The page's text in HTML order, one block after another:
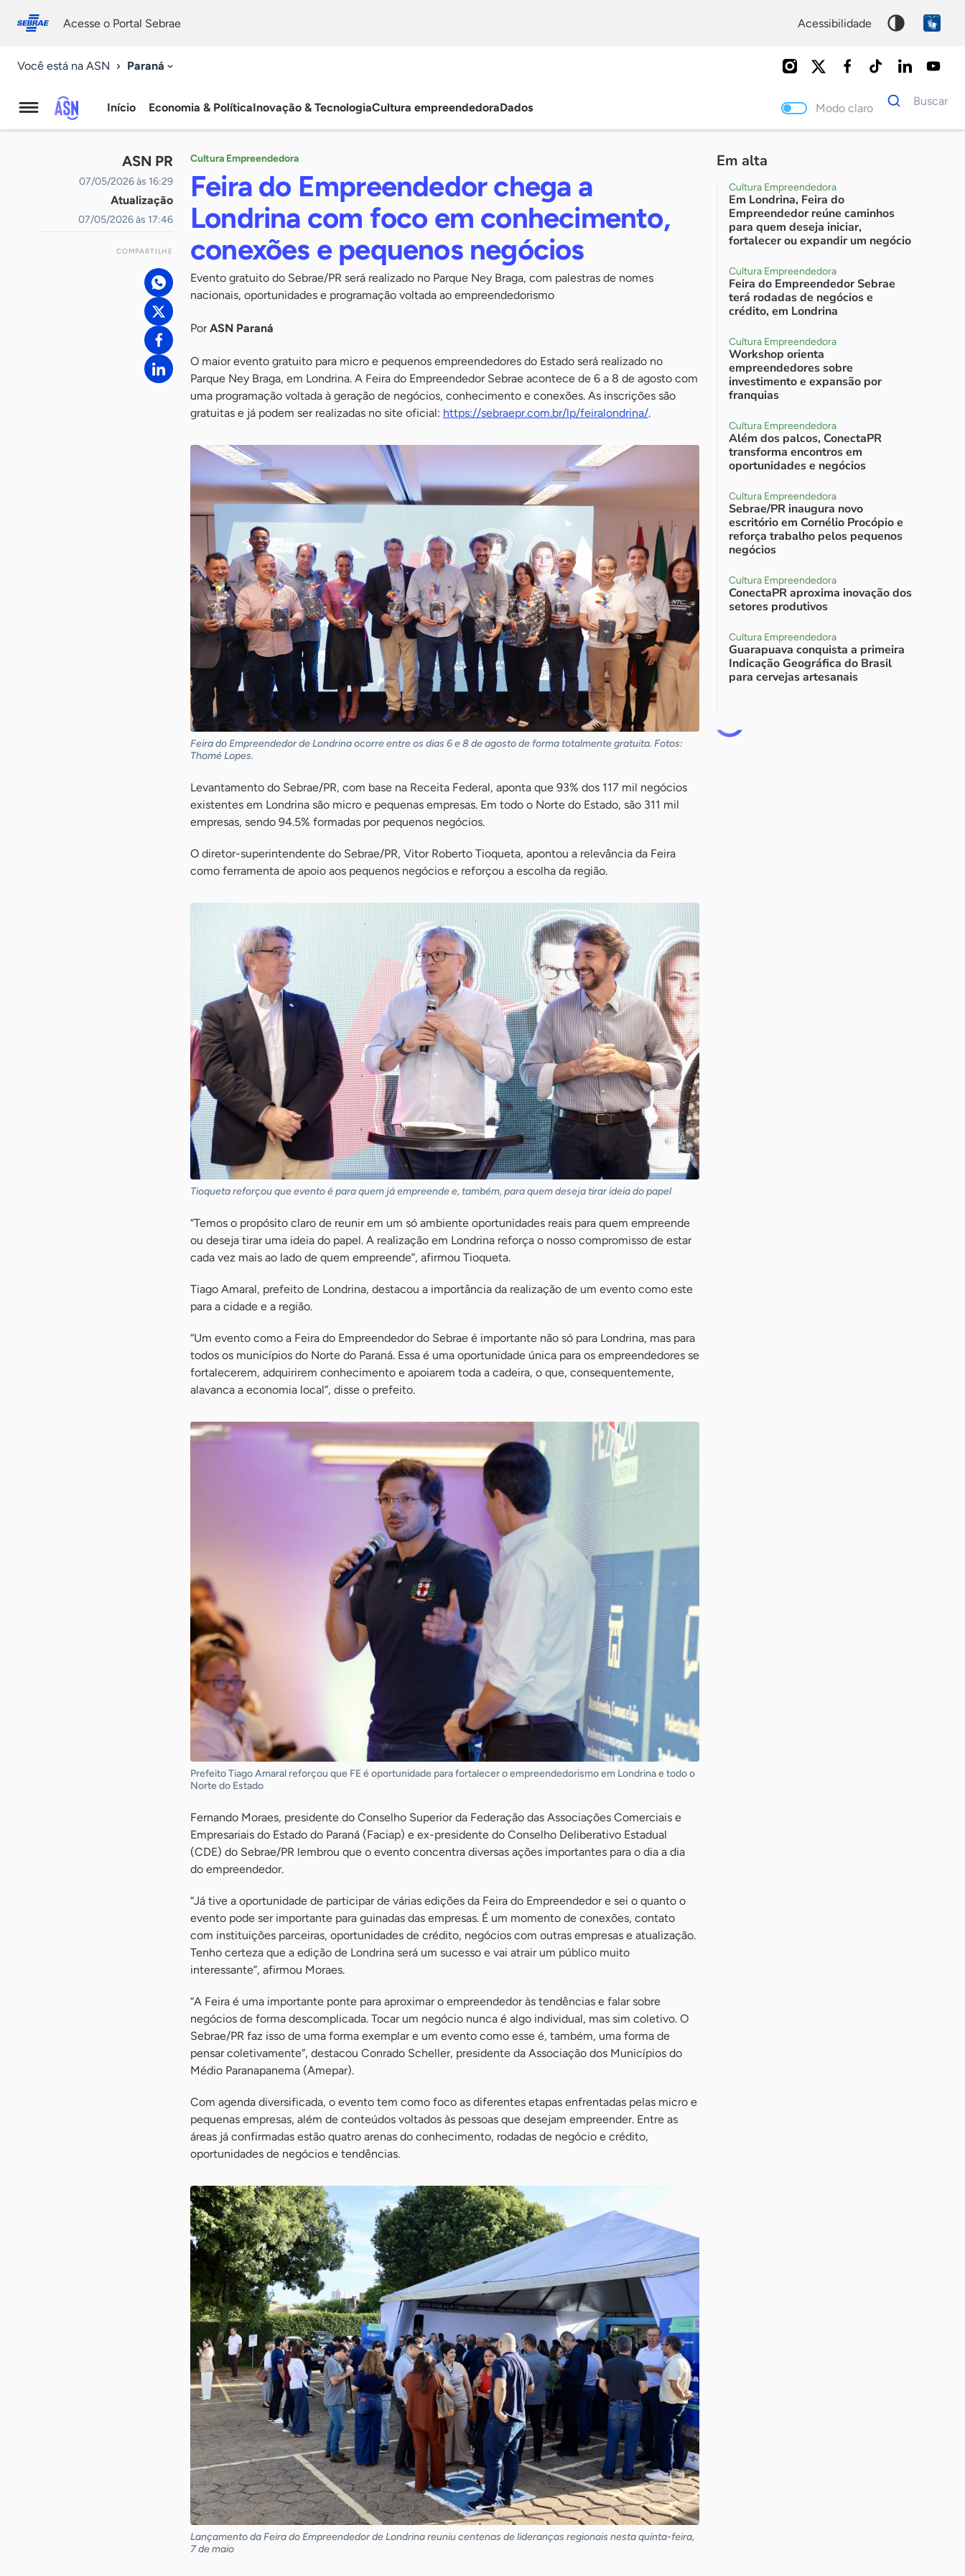
conosco
Acesse o Portal Sebrae acessibilidade
Você está na ASN Paraná
Agência
Sebrae
de
Notícias
Início Economia & PolíticaInovação & TecnologiaCultura empreendedoraDados Modo claro
Dados
para
Buscar
ASN PR
07/05/2026 às 16:29
Atualização
07/05/2026 às 17:46
COMPARTILHE
Cultura Empreendedora
Feira do Empreendedor chega a
Londrina com foco em conhecimento,
conexões e pequenos negócios
Evento gratuito do Sebrae/PR será realizado no Parque Ney Braga, com palestras de nomes
nacionais, oportunidades e programação voltada ao empreendedorismo
PorASN Paraná
O maior evento gratuito para micro e pequenos empreendedores do Estado será realizado no
Parque Ney Braga, em Londrina. A Feira do Empreendedor Sebrae acontece de 6 a 8 de agosto com
uma programação voltada à geração de negócios, conhecimento e conexões. As inscrições são
gratuitas e já podem ser realizadas no site oficial: https://sebraepr.com.br/lp/feiralondrina/.
Feira do Empreendedor de Londrina ocorre entre os dias 6 e 8 de agosto de forma totalmente gratuita. Fotos:
Thomé Lopes.
Levantamento do Sebrae/PR, com base na Receita Federal, aponta que 93% dos 117 mil negócios
existentes em Londrina são micro e pequenas empresas. Em todo o Norte do Estado, são 311 mil
empresas, sendo 94.5% formadas por pequenos negócios.
O diretor-superintendente do Sebrae/PR, Vitor Roberto Tioqueta, apontou a relevância da Feira
como ferramenta de apoio aos pequenos negócios e reforçou a escolha da região.
Tioqueta reforçou que evento é para quem já empreende e, também, para quem deseja tirar ideia do papel
“Temos o propósito claro de reunir em um só ambiente oportunidades reais para quem empreende
ou deseja tirar uma ideia do papel. A realização em Londrina reforça o nosso compromisso de estar
cada vez mais ao lado de quem empreende”, afirmou Tioqueta.
Tiago Amaral, prefeito de Londrina, destacou a importância da realização de um evento como este
para a cidade e a região.
“Um evento como a Feira do Empreendedor do Sebrae é importante não só para Londrina, mas para
todos os municípios do Norte do Paraná. Essa é uma oportunidade única para os empreendedores se
fortalecerem, adquirirem conhecimento e apoiarem toda a cadeira, o que, consequentemente,
alavanca a economia local”, disse o prefeito.
Prefeito Tiago Amaral reforçou que FE é oportunidade para fortalecer o empreendedorismo em Londrina e todo o
Norte do Estado
Fernando Moraes, presidente do Conselho Superior da Federação das Associações Comerciais e
Empresariais do Estado do Paraná (Faciap) e ex-presidente do Conselho Deliberativo Estadual
(CDE) do Sebrae/PR lembrou que o evento concentra diversas ações importantes para o dia a dia
do empreendedor.
“Já tive a oportunidade de participar de várias edições da Feira do Empreendedor e sei o quanto o
evento pode ser importante para guinadas das empresas. É um momento de conexões, contato
com instituições parceiras, oportunidades de crédito, negócios com outras empresas e atualização.
Tenho certeza que a edição de Londrina será um sucesso e vai atrair um público muito
interessante”, afirmou Moraes.
“A Feira é uma importante ponte para aproximar o empreendedor às tendências e falar sobre
negócios de forma descomplicada. Tocar um negócio nunca é algo individual, mas sim coletivo. O
Sebrae/PR faz isso de uma forma exemplar e um evento como esse é, também, uma forma de
pensar coletivamente”, destacou Conrado Scheller, presidente da Associação dos Municípios do
Médio Paranapanema (Amepar).
Com agenda diversificada, o evento tem como foco as diferentes etapas enfrentadas pelas micro e
pequenas empresas, além de conteúdos voltados às pessoas que desejam empreender. Entre as
áreas já confirmadas estão quatro arenas do conhecimento, rodadas de negócio e crédito,
oportunidades de negócios e tendências.
Lançamento da Feira do Empreendedor de Londrina reuniu centenas de lideranças regionais nesta quinta-feira,
7 de maio
Em alta
Cultura Empreendedora
Em Londrina, Feira do
Empreendedor reúne caminhos
para quem deseja iniciar,
fortalecer ou expandir um negócio
Cultura Empreendedora
Feira do Empreendedor Sebrae
terá rodadas de negócios e
crédito, em Londrina
Cultura Empreendedora
Workshop orienta
empreendedores sobre
investimento e expansão por
franquias
Cultura Empreendedora
Além dos palcos, ConectaPR
transforma encontros em
oportunidades e negócios
Cultura Empreendedora
Sebrae/PR inaugura novo
escritório em Cornélio Procópio e
reforça trabalho pelos pequenos
negócios
Cultura Empreendedora
ConectaPR aproxima inovação dos
setores produtivos
Cultura Empreendedora
Guarapuava conquista a primeira
Indicação Geográfica do Brasil
para cervejas artesanais